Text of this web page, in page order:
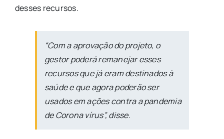
desses recursos.
“Com a aprovação do projeto, o
gestor poderá remanejar esses
recursos que já eram destinados à
saúde e que agora poderão ser
usados em ações contra a pandemia
de Corona vírus”, disse.